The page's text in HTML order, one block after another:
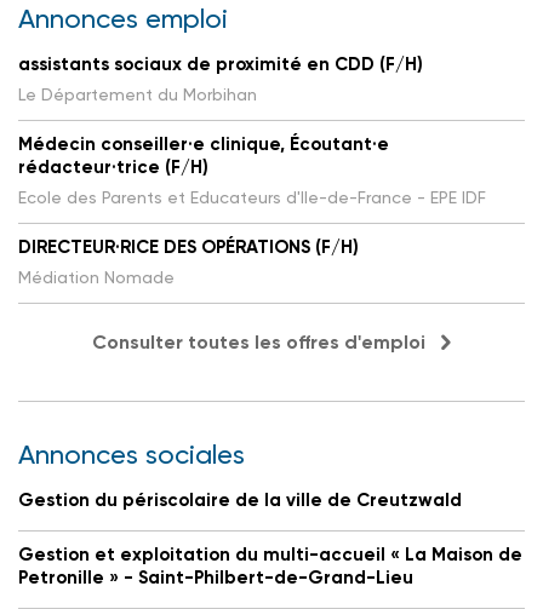
Annonces emploi
assistants sociaux de proximité en CDD (F/H)
Le Département du Morbihan
Médecin conseiller·e clinique, Écoutant·e
rédacteur·trice (F/H)
Ecole des Parents et Educateurs d'Ile-de-France - EPE IDF
DIRECTEUR·RICE DES OPÉRATIONS (F/H)
Médiation Nomade
Consulter toutes les offres d'emploi
Annonces sociales
Gestion du périscolaire de la ville de Creutzwald
Gestion et exploitation du multi-accueil « La Maison de
Petronille » - Saint-Philbert-de-Grand-Lieu